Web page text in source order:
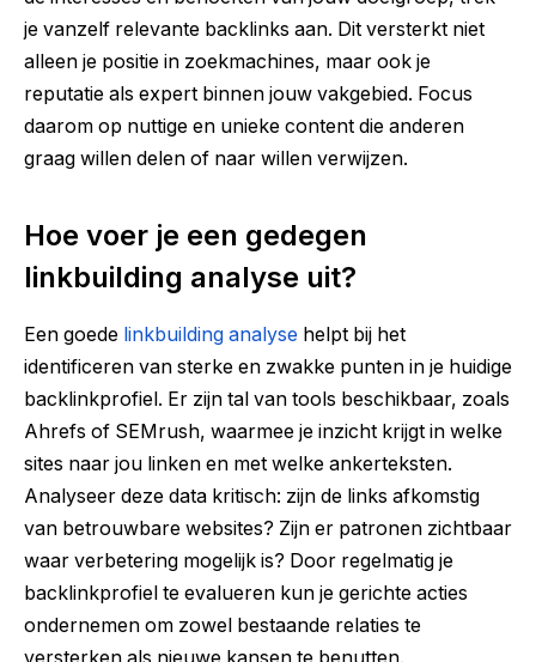
je vanzelf relevante backlinks aan. Dit versterkt niet
alleen je positie in zoekmachines, maar ook je
reputatie als expert binnen jouw vakgebied. Focus
daarom op nuttige en unieke content die anderen
graag willen delen of naar willen verwijzen.
Hoe voer je een gedegen
linkbuilding analyse uit?
Een goede linkbuilding analyse helpt bij het
identificeren van sterke en zwakke punten in je huidige
backlinkprofiel. Er zijn tal van tools beschikbaar, zoals
Ahrefs of SEMrush, waarmee je inzicht krijgt in welke
sites naar jou linken en met welke ankerteksten.
Analyseer deze data kritisch: zijn de links afkomstig
van betrouwbare websites? Zijn er patronen zichtbaar
waar verbetering mogelijk is? Door regelmatig je
backlinkprofiel te evalueren kun je gerichte acties
ondernemen om zowel bestaande relaties te